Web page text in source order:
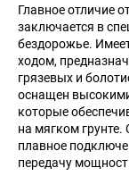
Главное отличие
заключается в
бездорожье.
ходом,
грязевых и
оснащен
которые
на мягком
плавное
передачу